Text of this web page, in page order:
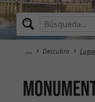
Descubrir